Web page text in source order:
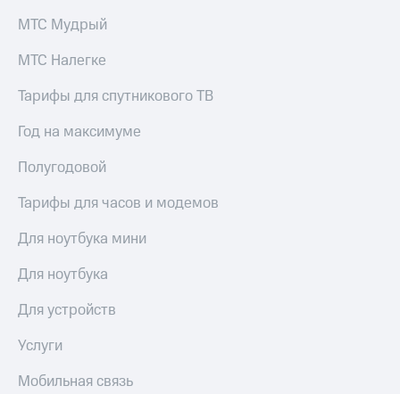
другого
оператора
Оплата
и
с
на карту
МТС Pay
Оплата
по QR-
коду
за границей
магазин
МТС Мудрый
МТС Налегке
Тарифы для спутникового ТВ
Год на максимуме
Полугодовой
Тарифы для часов и модемов
Для ноутбука мини
Для ноутбука
Для устройств
Услуги
Мобильная связь